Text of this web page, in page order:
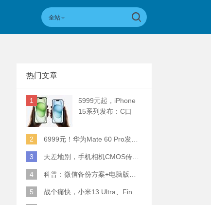
全站
热门文章
1
5999元起，iPhone
15系列发布：C口
2
6999元！华为Mate 60 Pro发布：麒麟9000S+卫星通话 (附初步跑分)
3 天差地别，手机相机CMOS传感器实际面积对比
4 科普：微信备份方案+电脑版丢失数据恢复指南
5 战个痛快，小米13 Ultra、Find X6 Pro、vivo X90 Pro+、小米12SU拍照横评